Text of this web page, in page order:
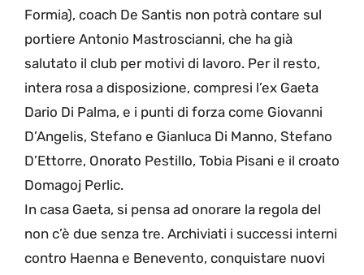
Formia), coach De Santis non potrà contare sul
portiere Antonio Mastroscianni, che ha già
salutato il club per motivi di lavoro. Per il resto,
intera rosa a disposizione, compresi l’ex Gaeta
Dario Di Palma, e i punti di forza come Giovanni
D’Angelis, Stefano e Gianluca Di Manno, Stefano
D’Ettorre, Onorato Pestillo, Tobia Pisani e il croato
Domagoj Perlic.
In casa Gaeta, si pensa ad onorare la regola del
non c’è due senza tre. Archiviati i successi interni
contro Haenna e Benevento, conquistare nuovi